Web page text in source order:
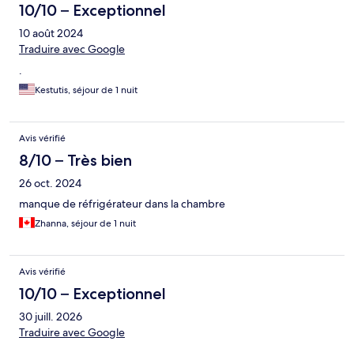
10/10 – Exceptionnel
10 août 2024
Traduire avec Google
.
Kestutis, séjour de 1 nuit
Avis vérifié
8/10 – Très bien
26 oct. 2024
manque de réfrigérateur dans la chambre
Zhanna, séjour de 1 nuit
Avis vérifié
10/10 – Exceptionnel
30 juill. 2026
Traduire avec Google